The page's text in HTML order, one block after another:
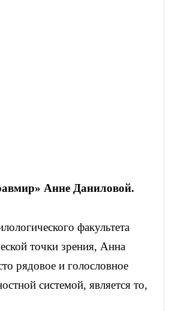
Анне Даниловой.
факультета
точки зрения, Анна
рядовое и голословное
системой, является то,